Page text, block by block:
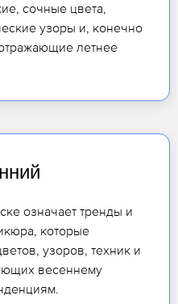
сочные цвета,
узоры и, конечно
летнее
означает тренды и
которые
узоров, техник и
весеннему